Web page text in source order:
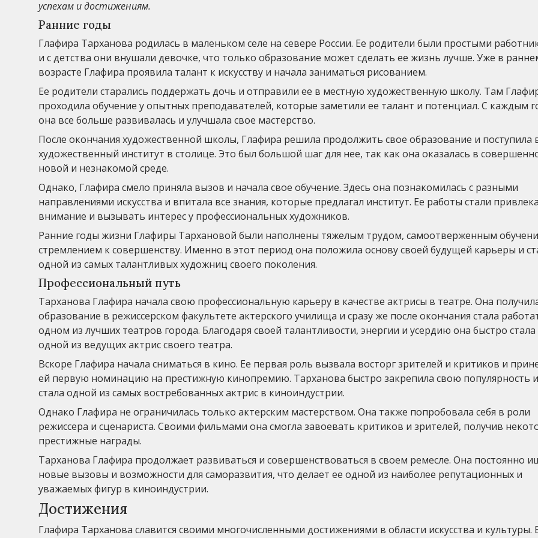
успехам и достижениям.
Ранние годы
Глафира Тарханова родилась в маленьком селе на севере России. Ее родители были простыми
и с детства они внушали девочке, что только образование может сделать ее жизнь лучше. Уже в
возрасте Глафира проявила талант к искусству и начала заниматься рисованием.
Ее родители старались поддержать дочь и отправили ее в местную художественную школу. Там
проходила обучение у опытных преподавателей, которые заметили ее талант и потенциал. С каждым
она все больше развивалась и улучшала свое мастерство.
После окончания художественной школы, Глафира решила продолжить свое образование и поступила
художественный институт в столице. Это был большой шаг для нее, так как она оказалась в
новой и незнакомой среде.
Однако, Глафира смело приняла вызов и начала свое обучение. Здесь она познакомилась с разными
направлениями искусства и впитала все знания, которые предлагал институт. Ее работы стали
внимание и вызывать интерес у профессиональных художников.
Ранние годы жизни Глафиры Тархановой были наполнены тяжелым трудом, самоотверженным
стремлением к совершенству. Именно в этот период она положила основу своей будущей карьеры и
одной из самых талантливых художниц своего поколения.
Профессиональный путь
Тарханова Глафира начала свою профессиональную карьеру в качестве актрисы в театре. Она
образование в режиссерском факультете актерского училища и сразу же после окончания стала
одном из лучших театров города. Благодаря своей талантливости, энергии и усердию она быстро стала
одной из ведущих актрис своего театра.
Вскоре Глафира начала сниматься в кино. Ее первая роль вызвала восторг зрителей и критиков и
ей первую номинацию на престижную кинопремию. Тарханова быстро закрепила свою популярность и
стала одной из самых востребованных актрис в киноиндустрии.
Однако Глафира не ограничилась только актерским мастерством. Она также попробовала себя в роли
режиссера и сценариста. Своими фильмами она смогла завоевать критиков и зрителей, получив
престижные награды.
Тарханова Глафира продолжает развиваться и совершенствоваться в своем ремесле. Она постоянно
новые вызовы и возможности для саморазвития, что делает ее одной из наиболее репутационных и
уважаемых фигур в киноиндустрии.
Достижения
Глафира Тарханова славится своими многочисленными достижениями в области искусства и культуры.